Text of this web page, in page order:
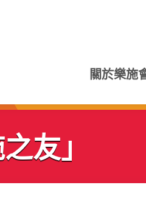
關於樂施
友」